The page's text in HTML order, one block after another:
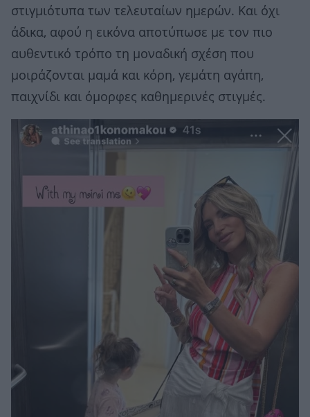
στιγμιότυπα των τελευταίων ημερών. Και όχι
άδικα, αφού η εικόνα αποτύπωσε με τον πιο
αυθεντικό τρόπο τη μοναδική σχέση που
μοιράζονται μαμά και κόρη, γεμάτη αγάπη,
παιχνίδι και όμορφες καθημερινές στιγμές.